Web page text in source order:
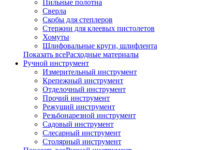
Пильные полотна
Сверла
Скобы для степлеров
Стержни для клеевых пистолетов
Хомуты
Шлифовальные круги, шлифлента
Показать всеРасходные материалы
Ручной инструмент
Измерительный инструмент
Крепежный инструмент
Отделочный инструмент
Прочий инструмент
Режущий инструмент
Резьбонарезной инструмент
Садовый инструмент
Слесарный инструмент
Столярный инструмент